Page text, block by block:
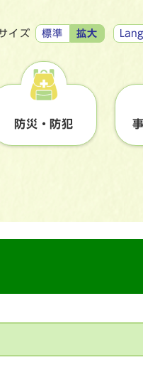
イズ 標準 拡大
防災・防犯